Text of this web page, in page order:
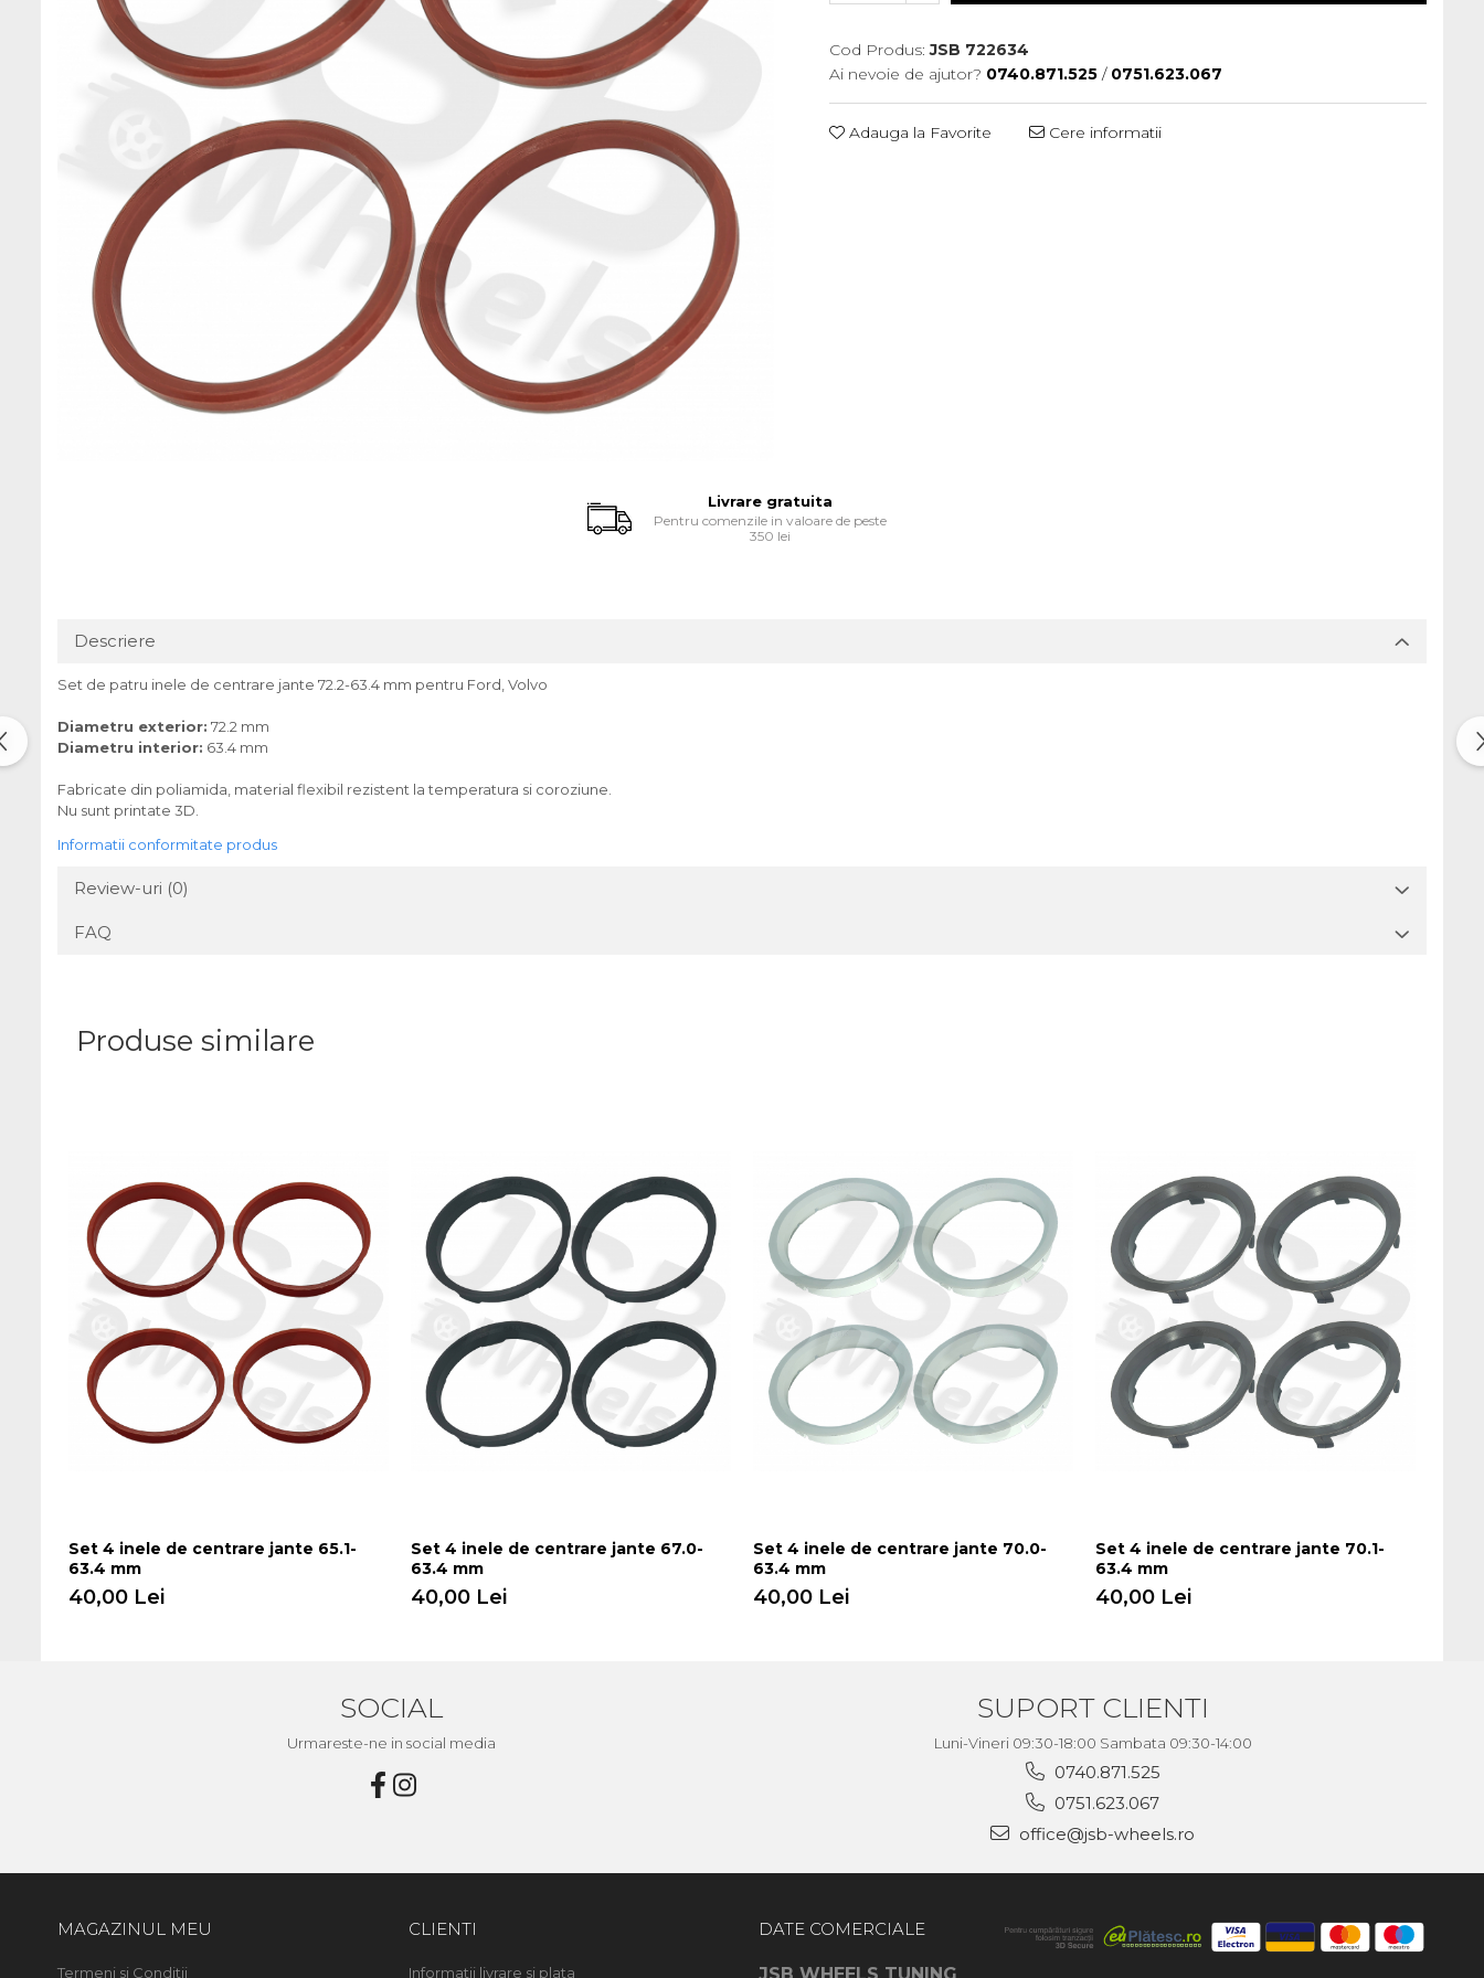
Cod Produs: JSB 722634
Ai nevoie de ajutor? 0740.871.525 / 0751.623.067
Adauga la Favorite Cere informatii
Livrare gratuita
Pentru comenzile in valoare de peste
350 lei
Descriere
Set de patru inele de centrare jante 72.2-63.4 mm pentru Ford, Volvo
Diametru exterior: 72.2 mm
Diametru interior: 63.4 mm
Fabricate din poliamida, material flexibil rezistent la temperatura si coroziune.
Nu sunt printate 3D.
Informatii conformitate produs
Review-uri (0)
FAQ
Produse similare
Set 4 inele de centrare jante 65.1-
63.4 mm
40,00 Lei
Set 4 inele de centrare jante 67.0-
63.4 mm
40,00 Lei
Set 4 inele de centrare jante 70.0-
63.4 mm
40,00 Lei
Set 4 inele de centrare jante 70.1-
63.4 mm
40,00 Lei
SOCIAL
Urmareste-ne in social media
SUPORT CLIENTI
Luni-Vineri 09:30-18:00 Sambata 09:30-14:00
0740.871.525
0751.623.067
office@jsb-wheels.ro
MAGAZINUL MEU
Termeni si Conditii
CLIENTI
Informatii livrare si plata
DATE COMERCIALE
JSB WHEELS TUNING